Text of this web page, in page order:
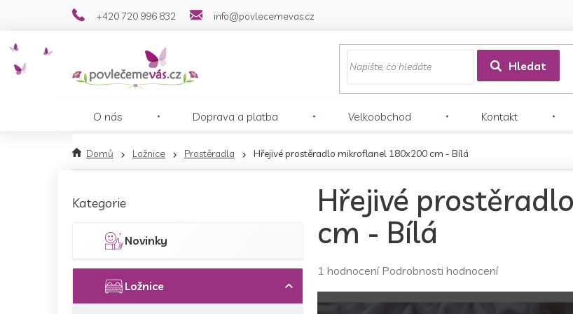
+420 720 996 832 info@povlecemevas.cz
Hledat
O nás Doprava a platba Velkoobchod Kontakt
Domů Ložnice Prostěradla Hřejivé prostěradlo mikroflanel 180x200 cm - Bílá
kategorie
Kategorie
Novinky
Ložnice
Hřejivé
cm - Bílá
Průměrné
produktu
1 hodnocení Podrobnosti hodnocení